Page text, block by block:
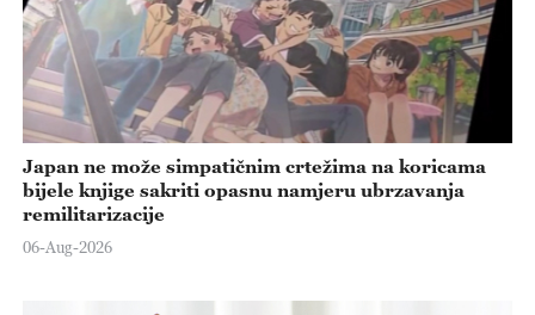
Japan ne može simpatičnim crtežima na koricama
bijele knjige sakriti opasnu namjeru ubrzavanja
remilitarizacije
06-Aug-2026